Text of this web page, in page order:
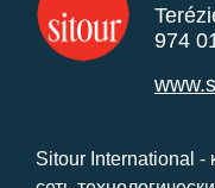
974
Sitour International -